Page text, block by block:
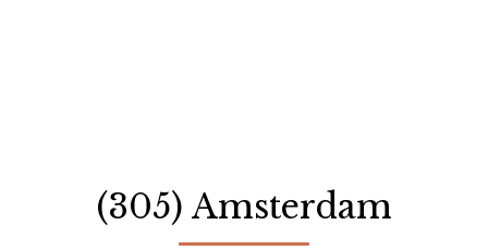
(305) Amsterdam